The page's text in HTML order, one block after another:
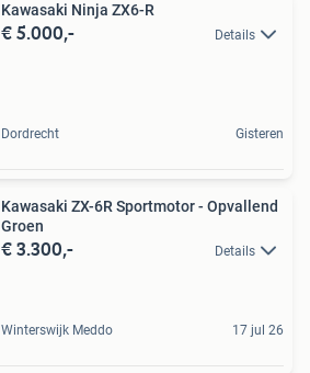
Kawasaki Ninja ZX6-R
€ 5.000,- Details
Dordrecht Gisteren
Kawasaki ZX-6R Sportmotor - Opvallend
Groen
€ 3.300,- Details
Winterswijk Meddo 17 jul 26